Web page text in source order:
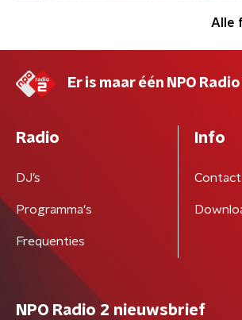
Alle
Er is maar één NPO Radio
Radio
DJ’s
Programma's
Frequenties
Info
Contact
NPO Radio 2 nieuwsbrief